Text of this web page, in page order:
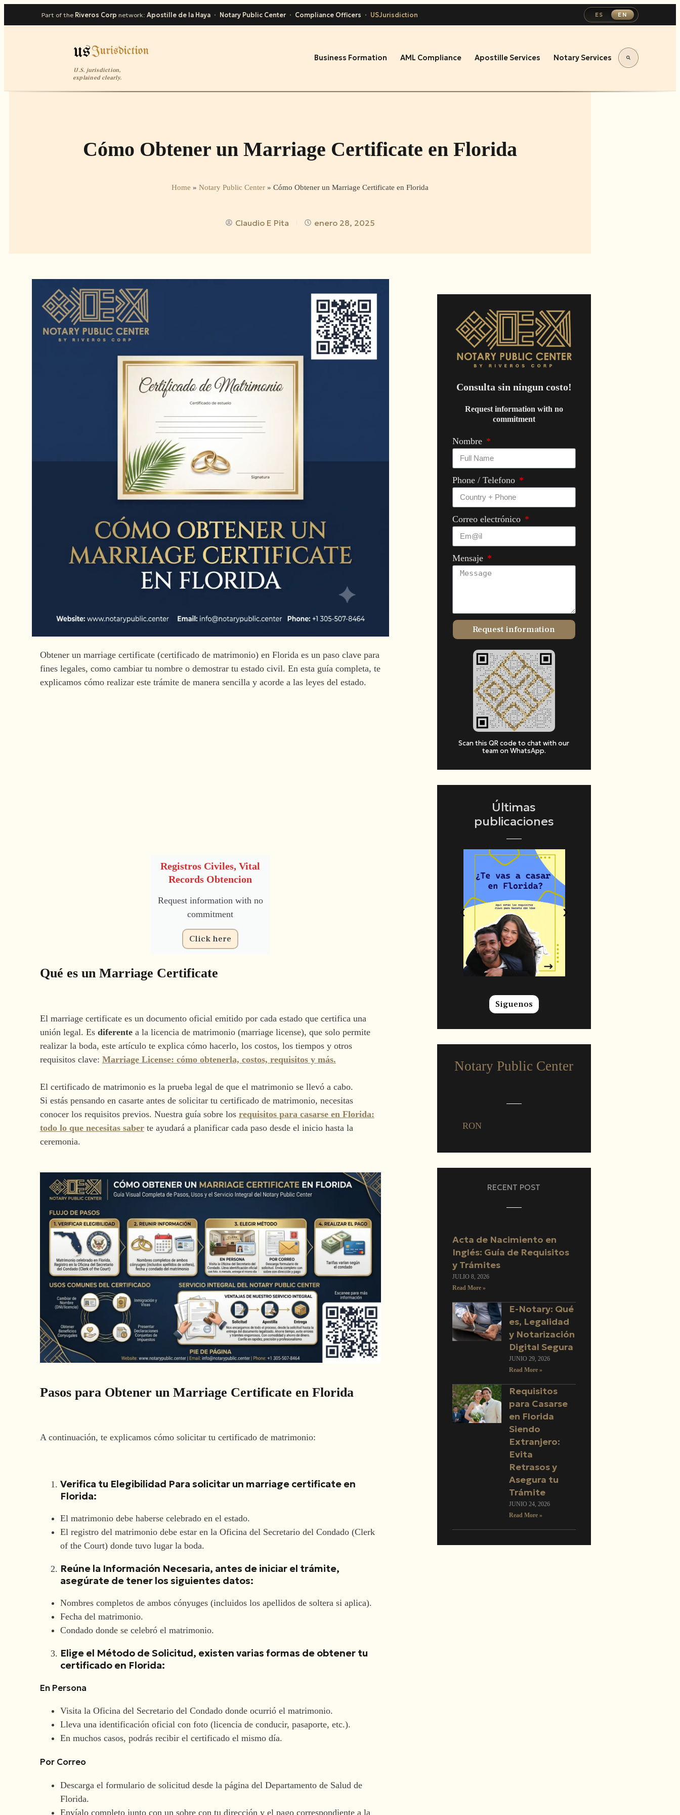
Part of the Riveros Corp network: Apostille de la Haya · Notary Public Center · Compliance Officers · USJurisdiction ES EN
U.S. jurisdiction,
explained clearly.
Business Formation AML Compliance Apostille Services Notary Services
Cómo Obtener un Marriage Certificate en Florida
Home » Notary Public Center » Cómo Obtener un Marriage Certificate en Florida
Claudio E Pita enero 28, 2025
Obtener un marriage certificate (certificado de matrimonio) en Florida es un paso clave para
fines legales, como cambiar tu nombre o demostrar tu estado civil. En esta guía completa, te
explicamos cómo realizar este trámite de manera sencilla y acorde a las leyes del estado.
Registros Civiles, Vital
Records Obtencion
Request information with no
commitment
Click here
Qué es un Marriage Certificate
El marriage certificate es un documento oficial emitido por cada estado que certifica una
unión legal. Es diferentea la licencia de matrimonio (marriage license), que solo permite
realizar la boda, este artículo te explica cómo hacerlo, los costos, los tiempos y otros
requisitos clave: Marriage License: cómo obtenerla, costos, requisitos y más.
El certificado de matrimonio es la prueba legal de que el matrimonio se llevó a cabo.
Si estás pensando en casarte antes de solicitar tu certificado de matrimonio, necesitas
conocer los requisitos previos. Nuestra guía sobre los requisitos para casarse en Florida:
todo lo que necesitas saberte ayudará a planificar cada paso desde el inicio hasta la
ceremonia.
Pasos para Obtener un Marriage Certificate en Florida
A continuación, te explicamos cómo solicitar tu certificado de matrimonio:
Verifica tu Elegibilidad Para solicitar un marriage certificate en
Florida:
El matrimonio debe haberse celebrado en el estado.
El registro del matrimonio debe estar en la Oficina del Secretario del Condado (Clerk
of the Court) donde tuvo lugar la boda.
Reúne la Información Necesaria, antes de iniciar el trámite,
asegúrate de tener los siguientes datos:
Nombres completos de ambos cónyuges (incluidos los apellidos de soltera si aplica).
Fecha del matrimonio.
Condado donde se celebró el matrimonio.
Elige el Método de Solicitud, existen varias formas de obtener tu
certificado en Florida:
En Persona
Visita la Oficina del Secretario del Condado donde ocurrió el matrimonio.
Lleva una identificación oficial con foto (licencia de conducir, pasaporte, etc.).
En muchos casos, podrás recibir el certificado el mismo día.
Por Correo
Descarga el formulario de solicitud desde la página del Departamento de Salud de
Florida.
Envíalo completo junto con un sobre con tu dirección y el pago correspondiente a la
Consulta sin ningun costo!
Request information with no
commitment
Nombre
Phone / Telefono
Correo electrónico
Mensaje
Request information
Scan this QR code to chat with our
team on WhatsApp.
Últimas
publicaciones
Siguenos
Notary Public Center
RON
RECENT POST
Acta de Nacimiento en
Inglés: Guía de Requisitos
y Trámites
JULIO 8, 2026
Read More »
E-Notary: Qué
es, Legalidad
y Notarización
Digital Segura
JUNIO 29, 2026
Read More »
Requisitos
para Casarse
en Florida
Siendo
Extranjero:
Evita
Retrasos y
Asegura tu
Trámite
JUNIO 24, 2026
Read More »